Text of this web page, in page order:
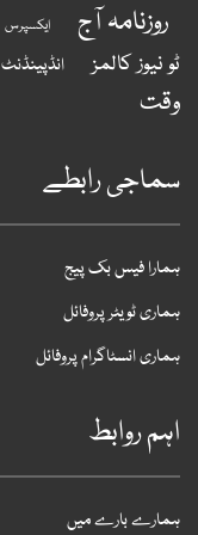
روزنامہ آج ایکسپرس
نیوز کالمز
انڈپینڈنٹ نیوز
رابطے
فیس بک پیج
ٹویٹر پروفائل
انسٹاگرام پروفائل
روابط
بارے میں